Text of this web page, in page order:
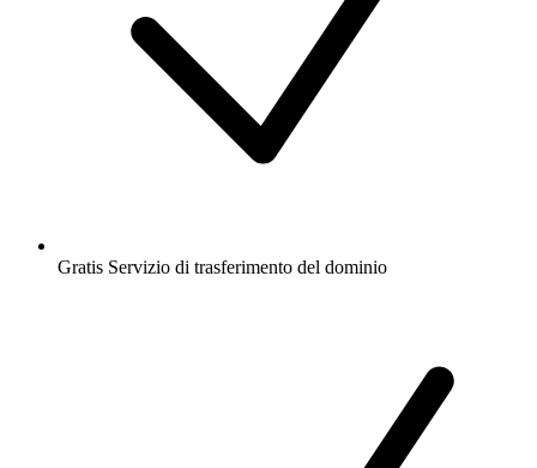
Gratis Servizio di trasferimento del dominio